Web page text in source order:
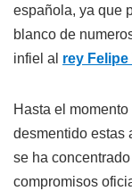
española, ya que
blanco de
infiel al rey Felipe
Hasta el
desmentido estas
se ha
compromisos